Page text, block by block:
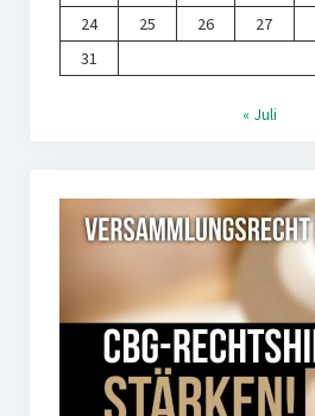
24 25 26 27
31
« Juli